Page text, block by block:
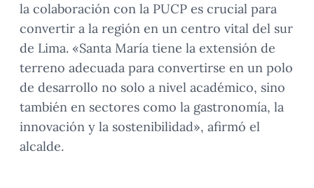
la colaboración con la PUCP es crucial para
convertir a la región en un centro vital del sur
de Lima. «Santa María tiene la extensión de
terreno adecuada para convertirse en un polo
de desarrollo no solo a nivel académico, sino
también en sectores como la gastronomía, la
innovación y la sostenibilidad», afirmó el
alcalde.